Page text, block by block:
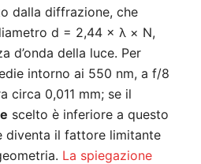
dalla diffrazione, che
d = 2,44 × λ × N,
d’onda della luce. Per
intorno ai 550 nm, a f/8
circa 0,011 mm; se il
scelto è inferiore a questo
diventa il fattore limitante
La spiegazione